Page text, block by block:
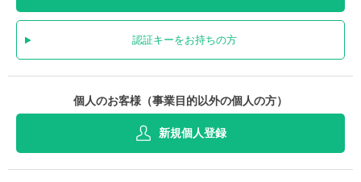
認証キーをお持ちの方
個人のお客様（事業目的以外の個人の方）
新規個人登録